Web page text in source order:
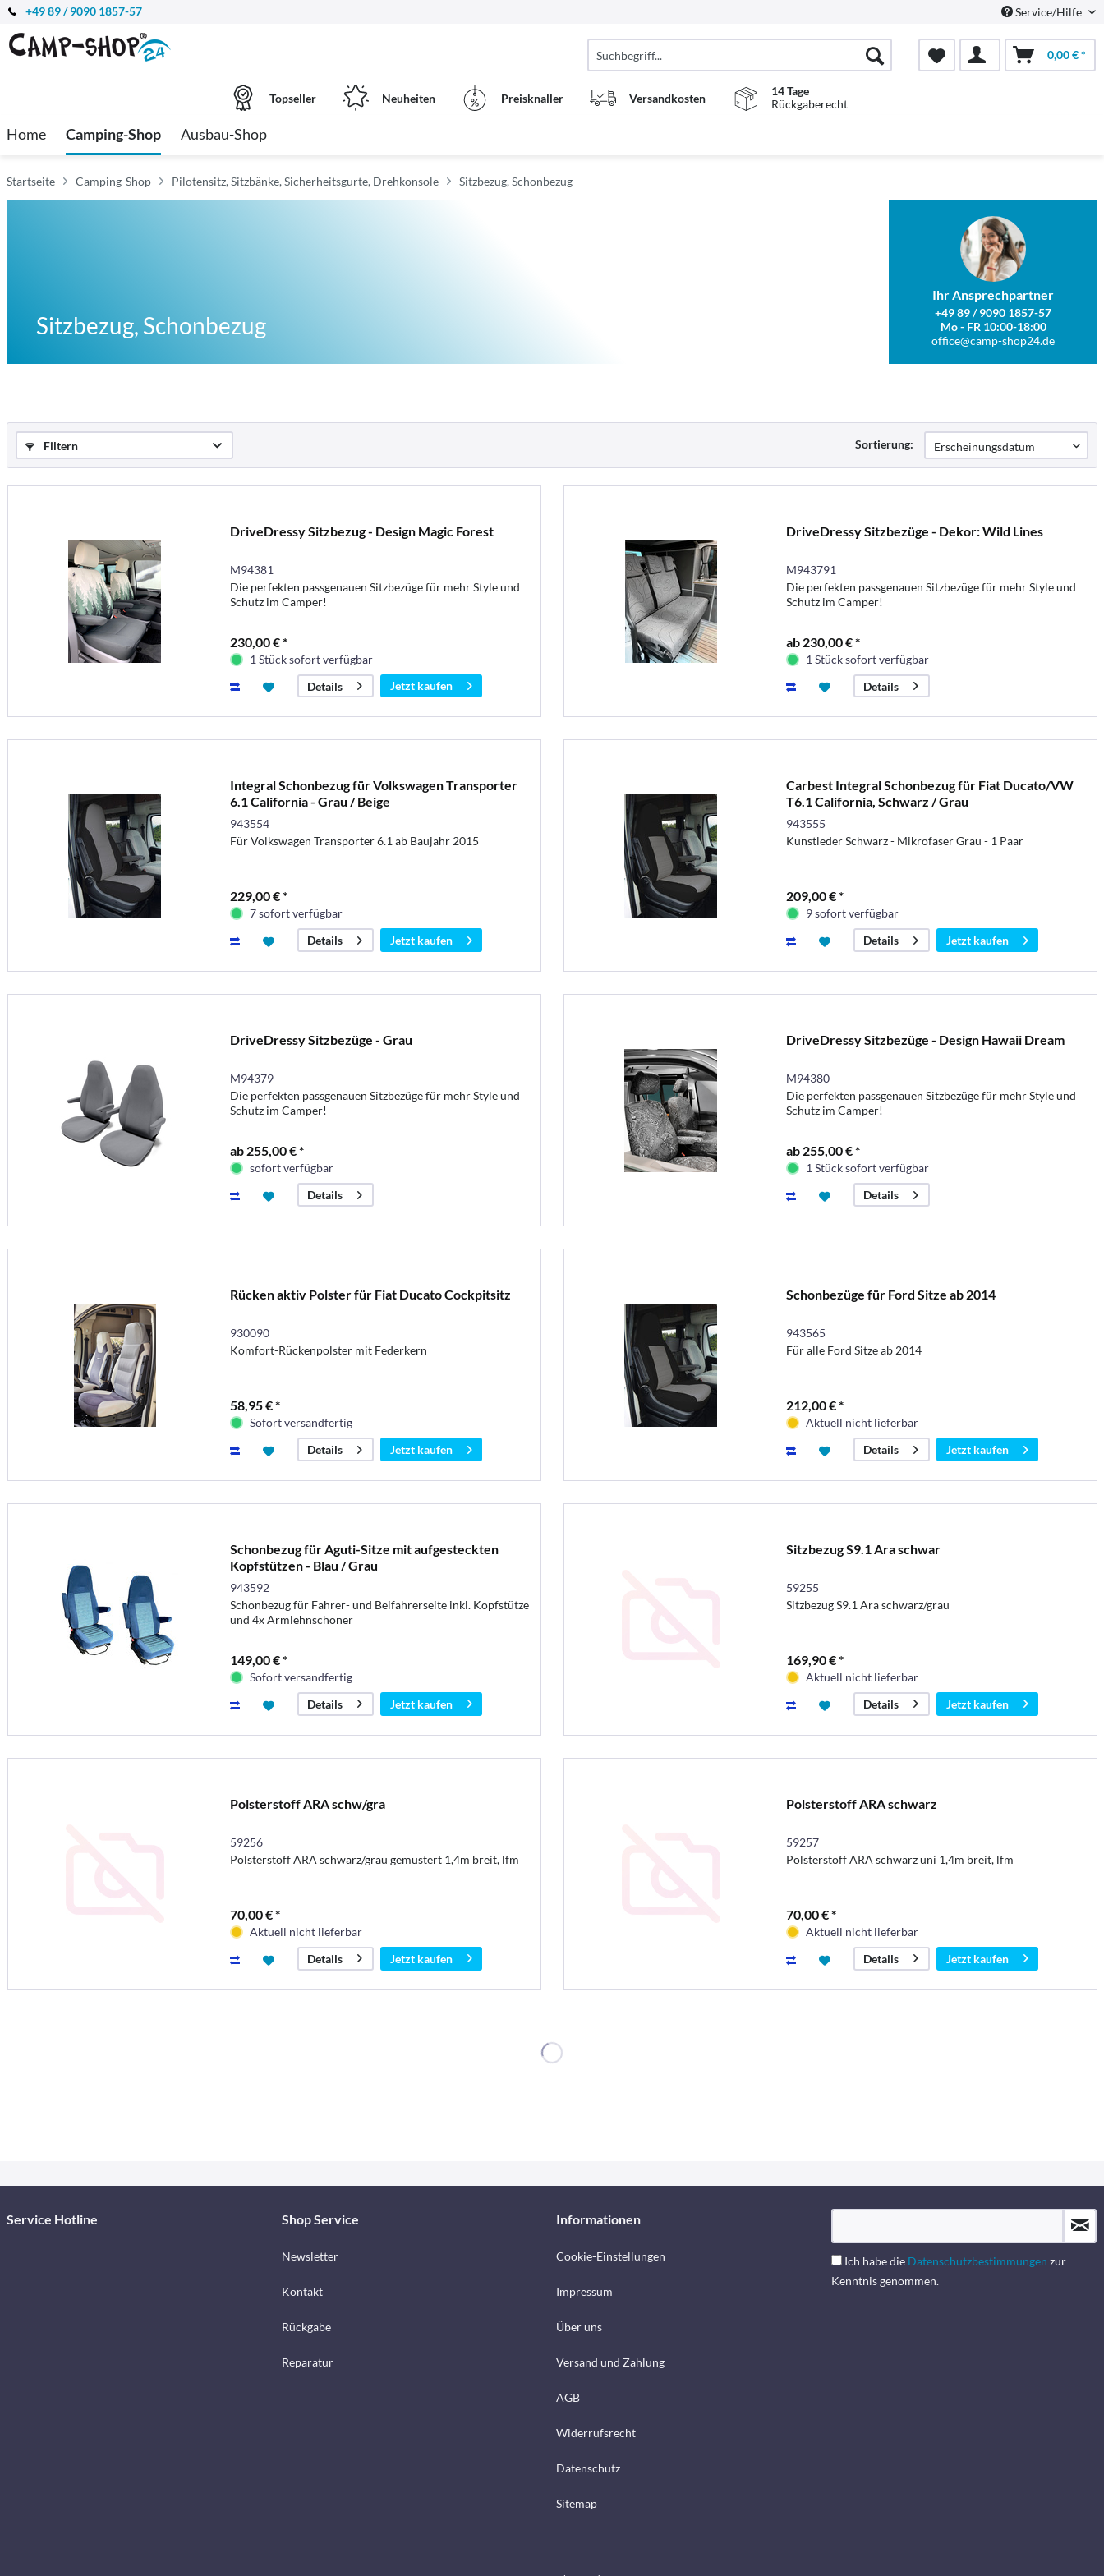
+49 89 / 9090 1857-57 Service/Hilfe
0,00 € *
Topseller Neuheiten Preisknaller Versandkosten
14 Tage
Rückgaberecht
Home Camping-Shop Ausbau-Shop
Startseite Camping-Shop Pilotensitz, Sitzbänke, Sicherheitsgurte, Drehkonsole Sitzbezug, Schonbezug
Sitzbezug, Schonbezug
Ihr Ansprechpartner
+49 89 / 9090 1857-57
Mo - FR 10:00-18:00
office@camp-shop24.de
Filtern Sortierung:
DriveDressy Sitzbezug - Design Magic Forest
M94381
Die perfekten passgenauen Sitzbezüge für mehr Style und
Schutz im Camper!
230,00 € *
1 Stück sofort verfügbar
Details
Jetzt kaufen
DriveDressy Sitzbezüge - Dekor: Wild Lines
M943791
Die perfekten passgenauen Sitzbezüge für mehr Style und
Schutz im Camper!
ab 230,00 € *
1 Stück sofort verfügbar
Details
Integral Schonbezug für Volkswagen Transporter
6.1 California - Grau / Beige
943554
Für Volkswagen Transporter 6.1 ab Baujahr 2015
229,00 € *
7 sofort verfügbar
Details
Jetzt kaufen
Carbest Integral Schonbezug für Fiat Ducato/VW
T6.1 California, Schwarz / Grau
943555
Kunstleder Schwarz - Mikrofaser Grau - 1 Paar
209,00 € *
9 sofort verfügbar
Details
Jetzt kaufen
DriveDressy Sitzbezüge - Grau
M94379
Die perfekten passgenauen Sitzbezüge für mehr Style und
Schutz im Camper!
ab 255,00 € *
sofort verfügbar
Details
DriveDressy Sitzbezüge - Design Hawaii Dream
M94380
Die perfekten passgenauen Sitzbezüge für mehr Style und
Schutz im Camper!
ab 255,00 € *
1 Stück sofort verfügbar
Details
Rücken aktiv Polster für Fiat Ducato Cockpitsitz
930090
Komfort-Rückenpolster mit Federkern
58,95 € *
Sofort versandfertig
Details
Jetzt kaufen
Schonbezüge für Ford Sitze ab 2014
943565
Für alle Ford Sitze ab 2014
212,00 € *
Aktuell nicht lieferbar
Details
Jetzt kaufen
Schonbezug für Aguti-Sitze mit aufgesteckten
Kopfstützen - Blau / Grau
943592
Schonbezug für Fahrer- und Beifahrerseite inkl. Kopfstütze
und 4x Armlehnschoner
149,00 € *
Sofort versandfertig
Details
Jetzt kaufen
Sitzbezug S9.1 Ara schwar
59255
Sitzbezug S9.1 Ara schwarz/grau
169,90 € *
Aktuell nicht lieferbar
Details
Jetzt kaufen
Polsterstoff ARA schw/gra
59256
Polsterstoff ARA schwarz/grau gemustert 1,4m breit, lfm
70,00 € *
Aktuell nicht lieferbar
Details
Jetzt kaufen
Polsterstoff ARA schwarz
59257
Polsterstoff ARA schwarz uni 1,4m breit, lfm
70,00 € *
Aktuell nicht lieferbar
Details
Jetzt kaufen
Service Hotline Shop Service
Newsletter
Kontakt
Rückgabe
Reparatur
Informationen
Cookie-Einstellungen
Impressum
Über uns
Versand und Zahlung
AGB
Widerrufsrecht
Datenschutz
Sitemap
Ich habe die Datenschutzbestimmungen zur
Kenntnis genommen.